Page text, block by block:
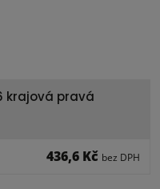
krajová pravá
436,6 Kč bez DPH